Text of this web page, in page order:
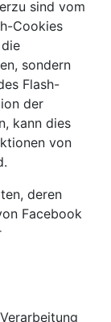
sind vom
Cookies
sondern
Flash-
der
kann dies
von
deren
Facebook